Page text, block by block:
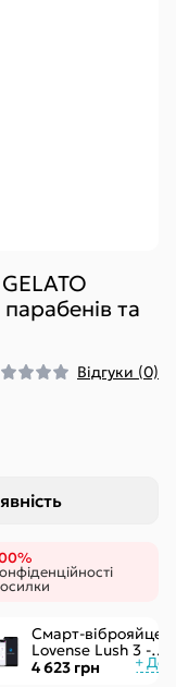
та
Відгуки (0)
Смарт-віброяйце
Lovense Lush 3 -
керування через
інтернет
4 623 грн